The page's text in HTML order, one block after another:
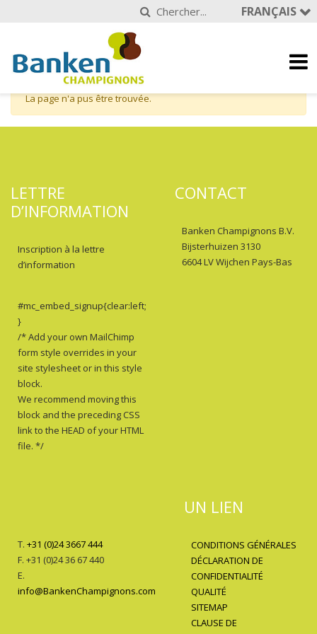
FRANÇAIS
La page n'a pus être trouvée.
LETTRE
D’INFORMATION
Inscription à la lettre
d’information
#mc_embed_signup{clear:left;
}
/* Add your own MailChimp
form style overrides in your
site stylesheet or in this style
block.
We recommend moving this
block and the preceding CSS
link to the HEAD of your HTML
file. */
CONTACT
Banken Champignons B.V.
Bijsterhuizen 3130
6604 LV Wijchen Pays-Bas
T. +31 (0)24 3667 444
F. +31 (0)24 36 67 440
E.
info@BankenChampignons.com
UN LIEN
CONDITIONS GÉNÉRALES
DÉCLARATION DE
CONFIDENTIALITÉ
QUALITÉ
SITEMAP
CLAUSE DE